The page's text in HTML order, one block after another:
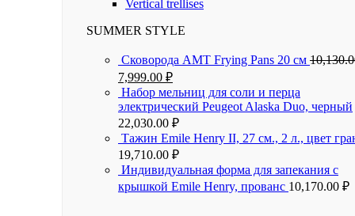
Vertical trellises
SUMMER STYLE
Сковорода AMT Frying Pans 20 см
7,999.00 ₽
Набор мельниц для соли и перца
электрический Peugeot Alaska Duo, черный
22,030.00 ₽
Тажин Emile Henry II, 27 см., 2 л., цвет
19,710.00 ₽
Индивидуальная форма для запекания с
крышкой Emile Henry, прованс 10,170.00 ₽